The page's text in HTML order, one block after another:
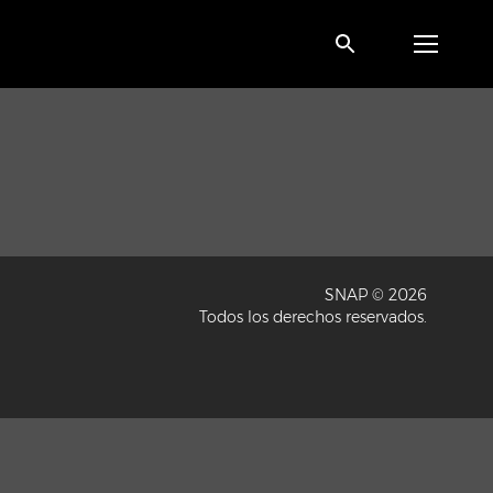
SNAP © 2026
Todos los derechos reservados.